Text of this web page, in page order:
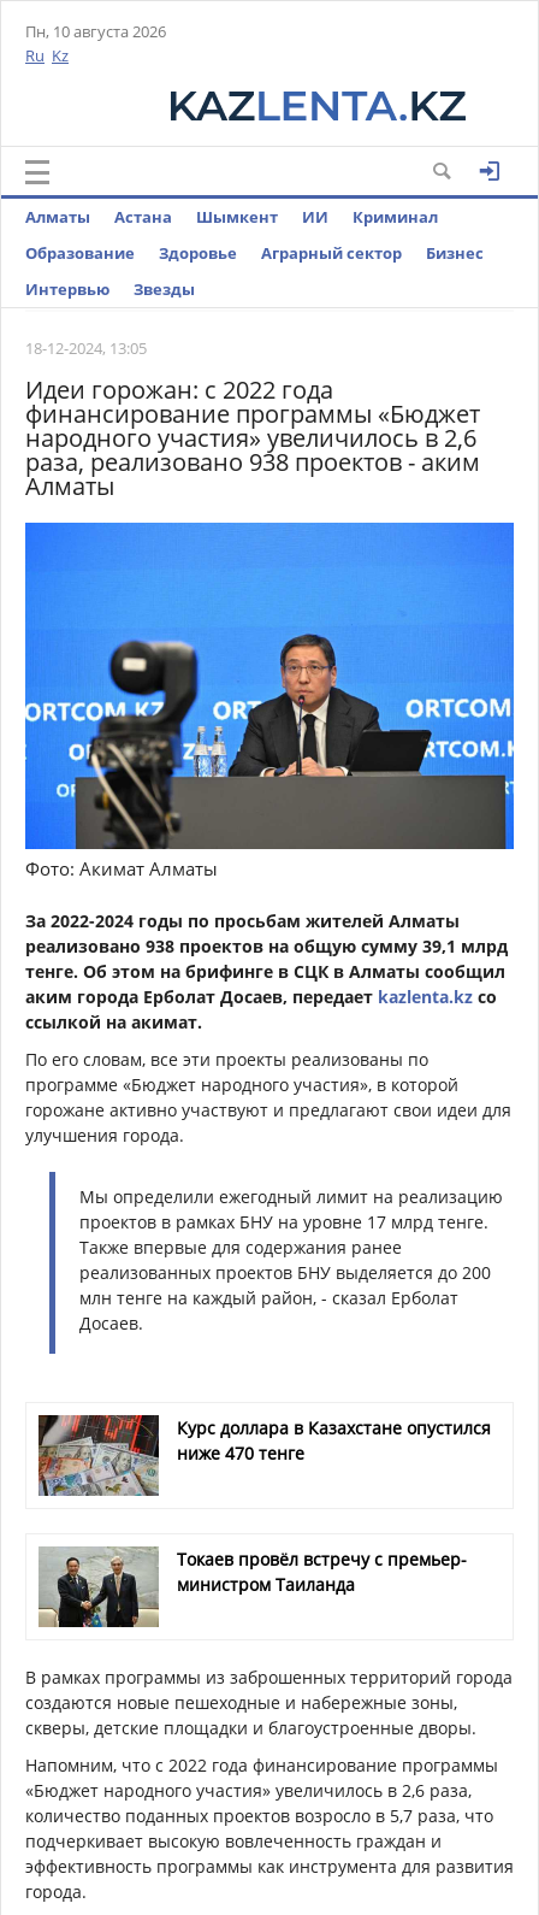
Пн, 10 августа 2026
Ru Kz
Алматы Астана Шымкент ИИ
Криминал
Образование
Здоровье Аграрный сектор
Бизнес
Интервью
Звезды
18-12-2024, 13:05
Идеи горожан: с 2022 года
финансирование программы «Бюджет
народного участия» увеличилось в 2,6
раза, реализовано 938 проектов - аким
Алматы
Фото: Акимат Алматы
За 2022-2024 годы по просьбам жителей Алматы
реализовано 938 проектов на общую сумму 39,1 млрд
тенге. Об этом на брифинге в СЦК в Алматы сообщил
аким города Ерболат Досаев, передает kazlenta.kz со
ссылкой на акимат.
По его словам, все эти проекты реализованы по
программе «Бюджет народного участия», в которой
горожане активно участвуют и предлагают свои идеи для
улучшения города.
Мы определили ежегодный лимит на реализацию
проектов в рамках БНУ на уровне 17 млрд тенге.
Также впервые для содержания ранее
реализованных проектов БНУ выделяется до 200
млн тенге на каждый район, - сказал Ерболат
Досаев.
Курс доллара в Казахстане опустился
ниже 470 тенге
Токаев провёл встречу с премьер-
министром Таиланда
В рамках программы из заброшенных территорий города
создаются новые пешеходные и набережные зоны,
скверы, детские площадки и благоустроенные дворы.
Напомним, что с 2022 года финансирование программы
«Бюджет народного участия» увеличилось в 2,6 раза,
количество поданных проектов возросло в 5,7 раза, что
подчеркивает высокую вовлеченность граждан и
эффективность программы как инструмента для развития
города.